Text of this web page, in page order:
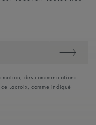
des communications
Lacroix, comme indiqué